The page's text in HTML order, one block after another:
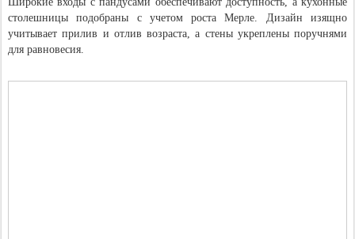
столешницы подобраны с учетом роста Мерле. Дизайн изящно
учитывает прилив и отлив возраста, а стены укреплены поручнями
для равновесия.